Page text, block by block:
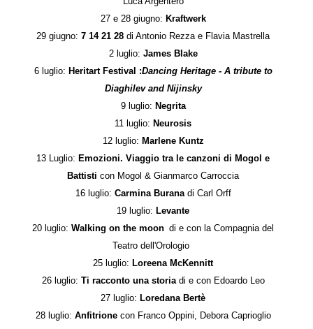
27 e 28 giugno: Kraftwerk
29 giugno:7 14 21 28 di Antonio Rezza e Flavia Mastrella
2 luglio: James Blake
6 luglio: Heritart Festival :Dancing Heritage - A tribute to
Diaghilev and Nijinsky
9 luglio: Negrita
11 luglio: Neurosis
12 luglio: Marlene Kuntz
13 Luglio: Emozioni. Viaggio tra le canzoni di Mogol e
Battisti con Mogol & Gianmarco Carroccia
16 luglio: Carmina Buranadi Carl Orff
19 luglio: Levante
20 luglio:Walking on the moon di e con la Compagnia del
Teatro dell'Orologio
25 luglio: Loreena McKennitt
26 luglio: Ti racconto una storiadi e con Edoardo Leo
27 luglio: Loredana Bertè
28 luglio: Anfitrionecon Franco Oppini, Debora Caprioglio